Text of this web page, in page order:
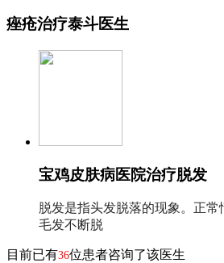
痤疮治疗泰斗医生
宝鸡皮肤病医院治疗脱发
脱发是指头发脱落的现象。正
毛发不断脱
目前已有36位患者咨询了该医生